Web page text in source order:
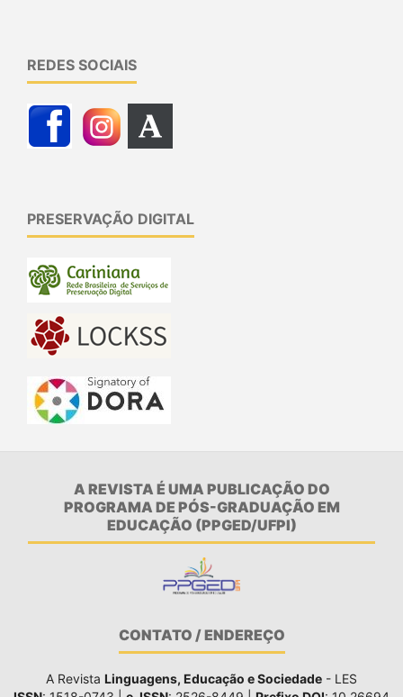
REDES SOCIAIS
PRESERVAÇÃO DIGITAL
A REVISTA É UMA PUBLICAÇÃO DO
PROGRAMA DE PÓS-GRADUAÇÃO EM
EDUCAÇÃO (PPGED/UFPI)
CONTATO / ENDEREÇO
A Revista Linguagens, Educação e Sociedade - LES